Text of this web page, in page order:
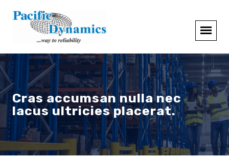
Cras accumsan nulla nec
lacus ultricies placerat.